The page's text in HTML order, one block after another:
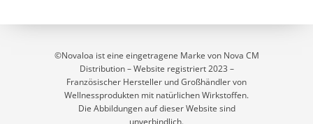
©Novaloa ist eine eingetragene Marke von Nova CM
Distribution – Website registriert 2023 –
Französischer Hersteller und Großhändler von
Wellnessprodukten mit natürlichen Wirkstoffen.
Die Abbildungen auf dieser Website sind
unverbindlich.